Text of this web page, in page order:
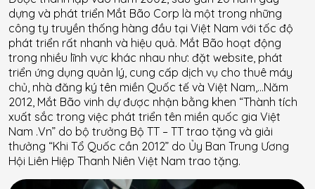
dựng và phát triển Mắt Bão Corp là một trong những
công ty truyền thống hàng đầu tại Việt Nam với tốc độ
phát triển rất nhanh và hiệu quả. Mắt Bão hoạt động
trong nhiều lĩnh vực khác nhau như: đặt website, phát
triển ứng dụng quản lý, cung cấp dịch vụ cho thuê máy
chủ, nhà đăng ký tên miền Quốc tế và Việt Nam,…Năm
2012, Mắt Bão vinh dự được nhận bằng khen “Thành tích
xuất sắc trong việc phát triển tên miền quốc gia Việt
Nam .Vn” do bộ trưởng Bộ TT – TT trao tặng và giải
thưởng “Khi Tổ Quốc cần 2012” do Ủy Ban Trung Ương
Hội Liên Hiệp Thanh Niên Việt Nam trao tặng.